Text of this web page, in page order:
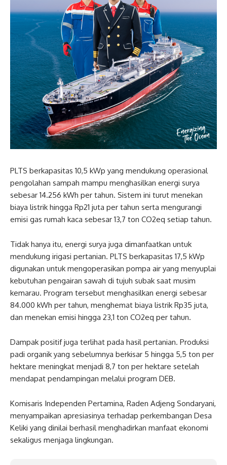
PLTS berkapasitas 10,5 kWp yang mendukung operasional
pengolahan sampah mampu menghasilkan energi surya
sebesar 14.256 kWh per tahun. Sistem ini turut menekan
biaya listrik hingga Rp21 juta per tahun serta mengurangi
emisi gas rumah kaca sebesar 13,7 ton CO2eq setiap tahun.
Tidak hanya itu, energi surya juga dimanfaatkan untuk
mendukung irigasi pertanian. PLTS berkapasitas 17,5 kWp
digunakan untuk mengoperasikan pompa air yang menyuplai
kebutuhan pengairan sawah di tujuh subak saat musim
kemarau. Program tersebut menghasilkan energi sebesar
84.000 kWh per tahun, menghemat biaya listrik Rp35 juta,
dan menekan emisi hingga 23,1 ton CO2eq per tahun.
Dampak positif juga terlihat pada hasil pertanian. Produksi
padi organik yang sebelumnya berkisar 5 hingga 5,5 ton per
hektare meningkat menjadi 8,7 ton per hektare setelah
mendapat pendampingan melalui program DEB.
Komisaris Independen Pertamina, Raden Adjeng Sondaryani,
menyampaikan apresiasinya terhadap perkembangan Desa
Keliki yang dinilai berhasil menghadirkan manfaat ekonomi
sekaligus menjaga lingkungan.